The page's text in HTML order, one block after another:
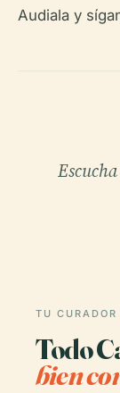
Audiala y
TU CURADOR
Todo
bien